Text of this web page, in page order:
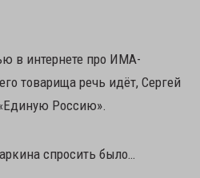
в интернете про ИМА-
товарища речь идёт, Сергей
Россию».
спросить было…